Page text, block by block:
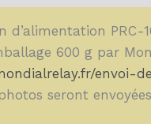
d’alimentation PRC-
600 g par
envoi-
seront